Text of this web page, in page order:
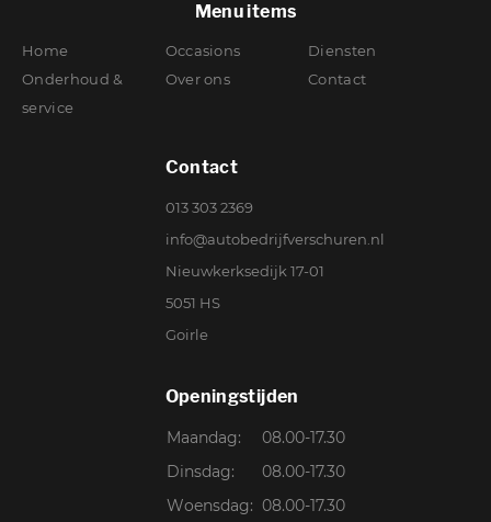
Menu items
Home Occasions
Diensten
Onderhoud &
service
Over ons Contact
Contact
013 303 2369
info@autobedrijfverschuren.nl
Nieuwkerksedijk 17-01
5051 HS
Goirle
Openingstijden
Maandag:
08.00-17.30
Dinsdag:
08.00-17.30
Woensdag: 08.00-17.30